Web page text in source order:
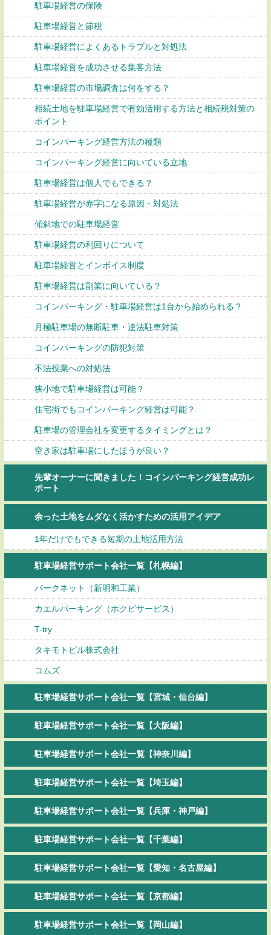
駐車場経営の保険
駐車場経営と節税
駐車場経営によくあるトラブルと対処法
駐車場経営を成功させる集客方法
駐車場経営の市場調査は何をする？
相続土地を駐車場経営で有効活用する方法と相続税対策の
ポイント
コインパーキング経営方法の種類
コインパーキング経営に向いている立地
駐車場経営は個人でもできる？
駐車場経営が赤字になる原因・対処法
傾斜地での駐車場経営
駐車場経営の利回りについて
駐車場経営とインボイス制度
駐車場経営は副業に向いている？
コインパーキング・駐車場経営は1台から始められる？
月極駐車場の無断駐車・違法駐車対策
コインパーキングの防犯対策
不法投棄への対処法
狭小地で駐車場経営は可能？
住宅街でもコインパーキング経営は可能？
駐車場の管理会社を変更するタイミングとは？
空き家は駐車場にしたほうが良い？
先輩オーナーに聞きました！コインパーキング経営成功レ
ポート
余った土地をムダなく活かすための活用アイデア
1年だけでもできる短期の土地活用方法
駐車場経営サポート会社一覧【札幌編】
パークネット（新明和工業）
カエルパーキング（ホクビサービス）
T-try
タキモトビル株式会社
コムズ
駐車場経営サポート会社一覧【宮城・仙台編】
駐車場経営サポート会社一覧【大阪編】
駐車場経営サポート会社一覧【神奈川編】
駐車場経営サポート会社一覧【埼玉編】
駐車場経営サポート会社一覧【兵庫・神戸編】
駐車場経営サポート会社一覧【千葉編】
駐車場経営サポート会社一覧【愛知・名古屋編】
駐車場経営サポート会社一覧【京都編】
駐車場経営サポート会社一覧【岡山編】